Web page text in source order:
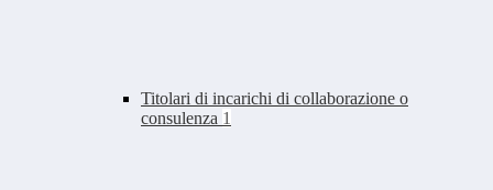
Titolari di incarichi di collaborazione o
consulenza 1